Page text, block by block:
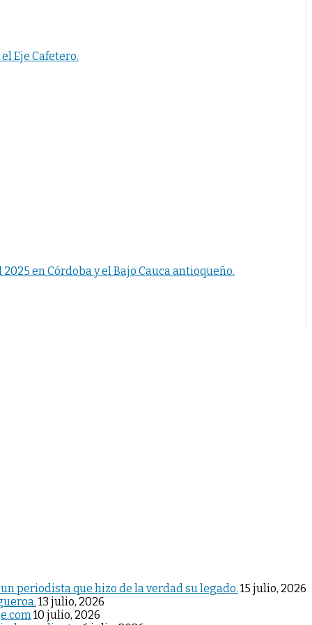
Eje Cafetero.
en Córdoba y el Bajo Cauca antioqueño.
periodista que hizo de la verdad su legado. 15 julio, 2026
13 julio, 2026
10 julio, 2026